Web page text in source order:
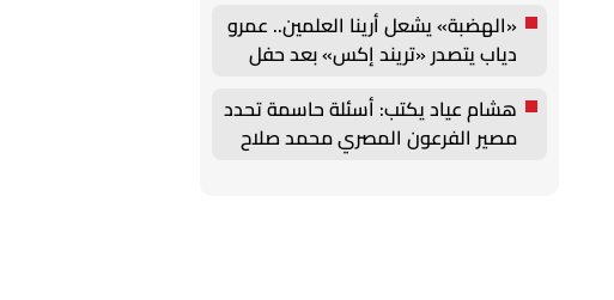
«الهضبة» يشعل أرينا العلمين.. عمرو
دياب يتصدر «تريند إكس» بعد حفل
هشام عياد يكتب: أسئلة حاسمة تحدد
مصير الفرعون المصري محمد صلاح